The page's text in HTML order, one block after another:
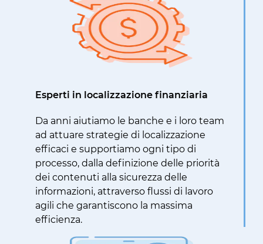
Esperti in localizzazione finanziaria
Da anni aiutiamo le banche e i loro team
ad attuare strategie di localizzazione
efficaci e supportiamo ogni tipo di
processo, dalla definizione delle priorità
dei contenuti alla sicurezza delle
informazioni, attraverso flussi di lavoro
agili che garantiscono la massima
efficienza.